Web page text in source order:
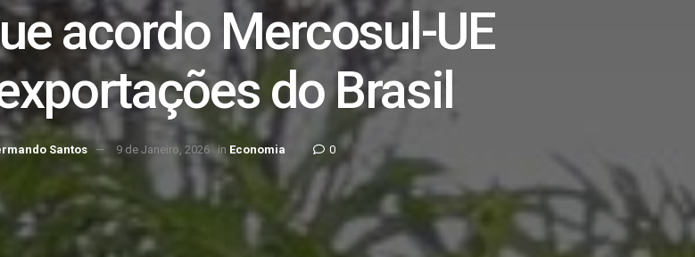
acordo Mercosul-UE
do Brasil
Santos 9 de Janeiro, 2026 in Economia 0